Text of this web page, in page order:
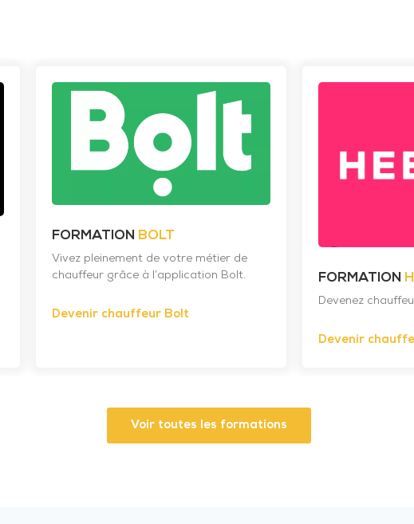
FORMATION BOLT
Vivez pleinement de votre métier de
chauffeur grâce à l’application Bolt.
Devenir chauffeur Bolt
FORMATION
Devenez
Devenir
Voir toutes les formations